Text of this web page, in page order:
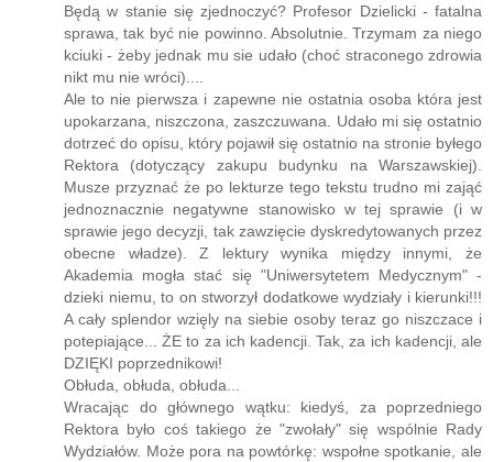
Będą w stanie się zjednoczyć? Profesor Dzielicki - fatalna
sprawa, tak być nie powinno. Absolutnie. Trzymam za niego
kciuki - żeby jednak mu sie udało (choć straconego zdrowia
nikt mu nie wróci)....
Ale to nie pierwsza i zapewne nie ostatnia osoba która jest
upokarzana, niszczona, zaszczuwana. Udało mi się ostatnio
dotrzeć do opisu, który pojawił się ostatnio na stronie byłego
Rektora (dotyczący zakupu budynku na Warszawskiej).
Musze przyznać że po lekturze tego tekstu trudno mi zająć
jednoznacznie negatywne stanowisko w tej sprawie (i w
sprawie jego decyzji, tak zawzięcie dyskredytowanych przez
obecne władze). Z lektury wynika między innymi, że
Akademia mogła stać się "Uniwersytetem Medycznym" -
dzieki niemu, to on stworzył dodatkowe wydziały i kierunki!!!
A cały splendor wzięly na siebie osoby teraz go niszczace i
potepiające... ŻE to za ich kadencji. Tak, za ich kadencji, ale
DZIĘKI poprzednikowi!
Obłuda, obłuda, obłuda...
Wracając do głównego wątku: kiedyś, za poprzedniego
Rektora było coś takiego że "zwołały" się wspólnie Rady
Wydziałów. Może pora na powtórkę: wspołne spotkanie, ale